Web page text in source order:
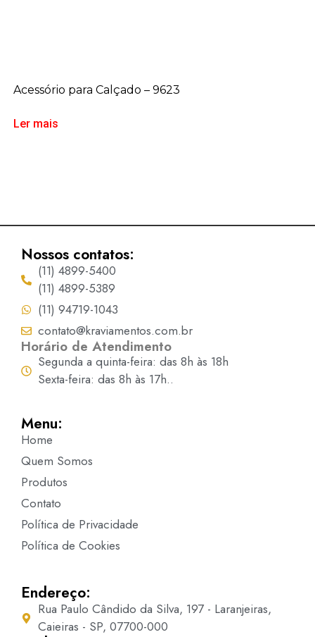
Acessório para Calçado – 9623
Ler mais
Nossos contatos:
(11) 4899-5400
(11) 4899-5389
(11) 94719-1043
contato@kraviamentos.com.br
Horário de Atendimento
Segunda a quinta-feira: das 8h às 18h
Sexta-feira: das 8h às 17h..
Menu:
Home
Quem Somos
Produtos
Contato
Política de Privacidade
Política de Cookies
Endereço:
Rua Paulo Cândido da Silva, 197 - Laranjeiras,
Caieiras - SP, 07700-000